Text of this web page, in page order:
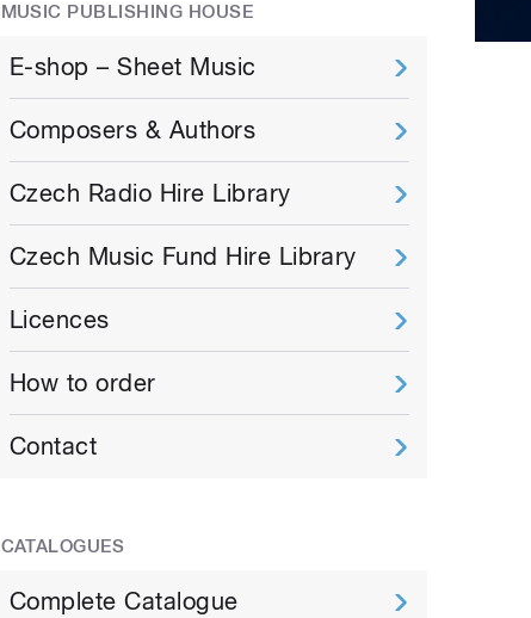
MUSIC PUBLISHING HOUSE
E-shop – Sheet Music
Composers & Authors
Czech Radio Hire Library
Czech Music Fund Hire Library
Licences
How to order
Contact
CATALOGUES
Complete Catalogue